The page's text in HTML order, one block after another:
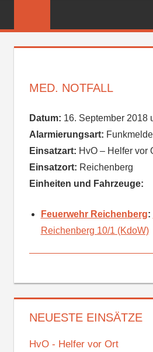
MED. NOTFALL
Datum: 16. September 2018
Alarmierungsart:
Einsatzart: HvO – Helfer vor
Einsatzort: Reichenberg
Einheiten und Fahrzeuge:
Feuerwehr Reichenberg:
Reichenberg 10/1 (KdoW)
NEUESTE EINSÄTZE
HvO - Helfer vor Ort